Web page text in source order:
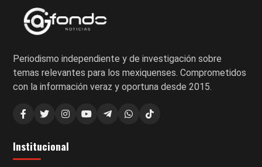
Periodismo independiente y de investigación sobre
temas relevantes para los mexiquenses. Comprometidos
con la información veraz y oportuna desde 2015.
Institucional